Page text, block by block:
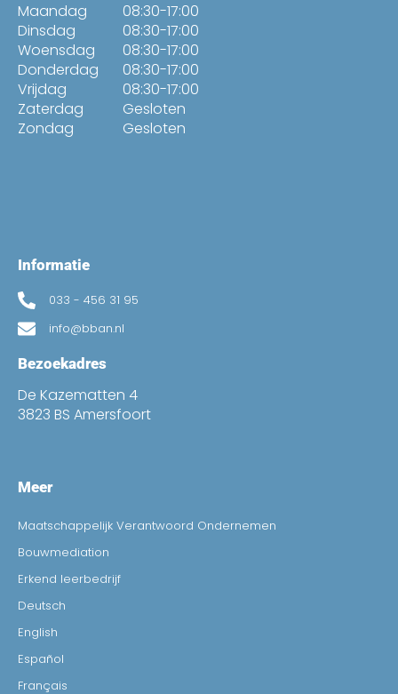
Maandag
Dinsdag
Woensdag
Donderdag
Vrijdag
Zaterdag
Zondag
08:30-17:00
08:30-17:00
08:30-17:00
08:30-17:00
08:30-17:00
Gesloten
Gesloten
Informatie
033 - 456 31 95
info@bban.nl
Bezoekadres
De Kazematten 4
3823 BS Amersfoort
Meer
Maatschappelijk Verantwoord Ondernemen
Bouwmediation
Erkend leerbedrijf
Deutsch
English
Español
Français